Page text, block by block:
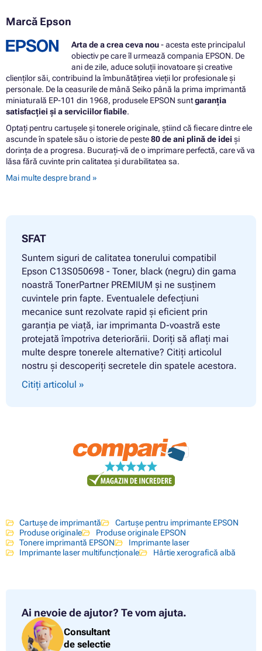
Marcă Epson
Arta de a crea ceva nou- acesta este principalul
obiectiv pe care îl urmează compania EPSON. De
ani de zile, aduce soluții inovatoare și creative
clienților săi, contribuind la îmbunătățirea vieții lor profesionale și
personale. De la ceasurile de mână Seiko până la prima imprimantă
miniaturală EP-101 din 1968, produsele EPSON suntgaranția
satisfacției și a serviciilor fiabile.
Optați pentru cartușele și tonerele originale, știind că fiecare dintre ele
ascunde în spatele său o istorie de peste80 de ani plină de idei și
dorința de a progresa. Bucurați-vă de o imprimare perfectă, care vă va
lăsa fără cuvinte prin calitatea și durabilitatea sa.
Mai multe despre brand »
SFAT
Suntem siguri de calitatea tonerului compatibil
Epson C13S050698 - Toner, black (negru) din gama
noastră TonerPartner PREMIUM și ne susținem
cuvintele prin fapte. Eventualele defecțiuni
mecanice sunt rezolvate rapid și eficient prin
garanția pe viață, iar imprimanta D-voastră este
protejată împotriva deteriorării. Doriți să aflați mai
multe despre tonerele alternative? Citiți articolul
nostru și descoperiți secretele din spatele acestora.
Citiți articolul »
Cartușe de imprimantă
Cartușe pentru imprimante EPSON
Produse originale
Produse originale EPSON
Tonere imprimantă EPSON
Imprimante laser
Imprimante laser multifuncționale
Hârtie xerografică albă
Ai nevoie de ajutor? Te vom ajuta.
Consultant
de selectie